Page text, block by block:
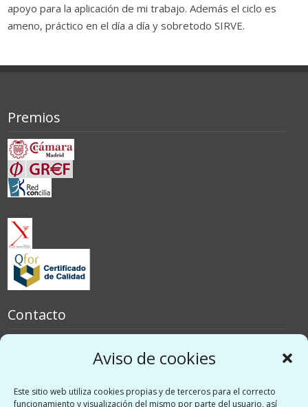
Aviso de cookies
Este sitio web utiliza cookies propias y de terceros para el correcto
funcionamiento y visualización del mismo por parte del usuario, así
apoyo para la aplicación de mi trabajo. Además el ciclo es
ameno, práctico en el día a día y sobretodo SIRVE.
Premios
Contacto
Redes sociales